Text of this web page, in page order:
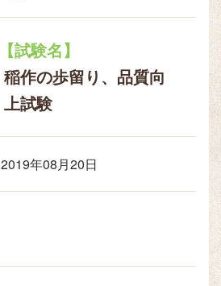
【試験名】
稲作の歩留り、品質向
上試験
2019年08月20日